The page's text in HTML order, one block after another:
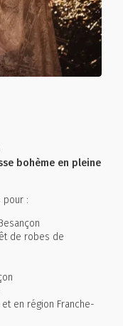
bohème en pleine
pour :
de robes de
en région Franche-